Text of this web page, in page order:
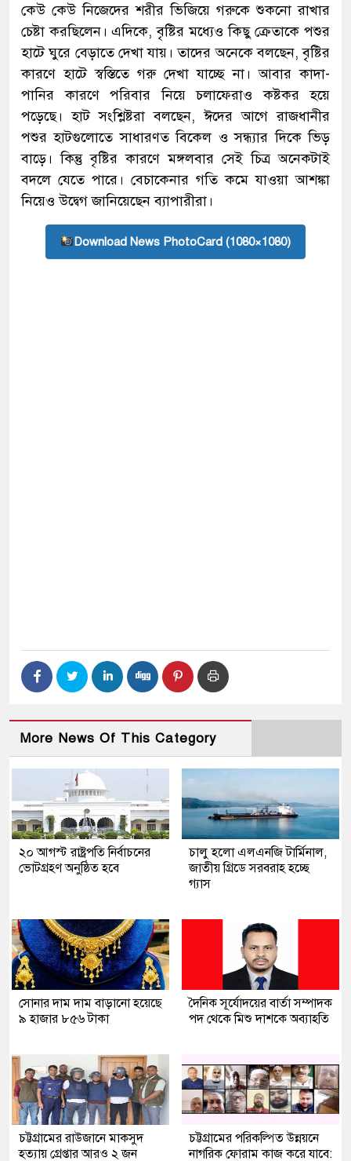
কেউ কেউ নিজেদের শরীর ভিজিয়ে গরুকে শুকনো রাখার
চেষ্টা করছিলেন। এদিকে, বৃষ্টির মধ্যেও কিছু ক্রেতাকে পশুর
হাটে ঘুরে বেড়াতে দেখা যায়। তাদের অনেকে বলছেন, বৃষ্টির
কারণে হাটে স্বস্তিতে গরু দেখা যাচ্ছে না। আবার কাদা-
পানির কারণে পরিবার নিয়ে চলাফেরাও কষ্টকর হয়ে
পড়েছে। হাট সংশ্লিষ্টরা বলছেন, ঈদের আগে রাজধানীর
পশুর হাটগুলোতে সাধারণত বিকেল ও সন্ধ্যার দিকে ভিড়
বাড়ে। কিন্তু বৃষ্টির কারণে মঙ্গলবার সেই চিত্র অনেকটাই
বদলে যেতে পারে। বেচাকেনার গতি কমে যাওয়া আশঙ্কা
নিয়েও উদ্বেগ জানিয়েছেন ব্যাপারীরা।
Download News PhotoCard (1080×1080)
More News Of This Category
২০ আগস্ট রাষ্ট্রপতি নির্বাচনের
ভোটগ্রহণ অনুষ্ঠিত হবে
চালু হলো এলএনজি টার্মিনাল,
জাতীয় গ্রিডে সরবরাহ হচ্ছে
গ্যাস
সোনার দাম দাম বাড়ানো হয়েছে
৯ হাজার ৮৫৬ টাকা
দৈনিক সূর্যোদয়ের বার্তা সম্পাদক
পদ থেকে মিশু দাশকে অব্যাহতি
চট্টগ্রামের রাউজানে মাকসুদ
হত্যায় গ্রেপ্তার আরও ২ জন
চট্টগ্রামের পরিকল্পিত উন্নয়নে
নাগরিক ফোরাম কাজ করে যাবে: